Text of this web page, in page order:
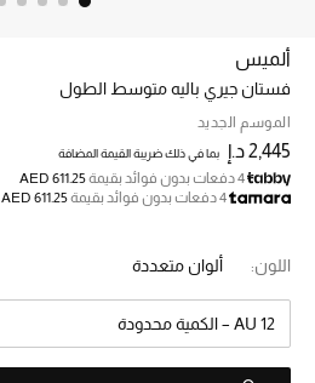
خصم حتى 70%
تسوقوا الآن
ما وصلنا حديثاً
ما وصلنا حديثاً
ألميس
فستان جيري باليه متوسط الطول
الموسم الجديد
2,445 د.إ بما في ذلك ضريبة القيمة المضافة
4 دفعات بدون فوائد بقيمة
AED 611.25
4 دفعات بدون فوائد بقيمة
AED 611.25
اللون: ألوان متعددة
AU 12 – الكمية محدودة